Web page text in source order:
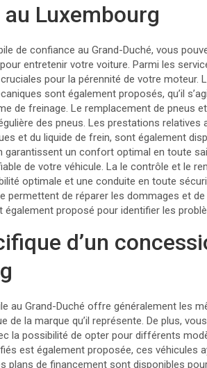
Luxembourg
de confiance au Grand-Duché, vous
entretenir votre voiture. Parmi les
pour la pérennité de votre moteur.
sont également proposés, qu’il
de freinage. Le remplacement de pneus
des pneus. Les prestations
et du liquide de frein, sont également
garantissent un confort optimal en toute
de votre véhicule. La le contrôle et le
optimale et une conduite en toute
permettent de réparer les dommages et
proposé pour identifier les
d’un
au Grand-Duché offre généralement les
de la marque qu’il représente. De plus,
la possibilité de opter pour différents
est également proposée, ces véhicules
plans de financement sont disponibles